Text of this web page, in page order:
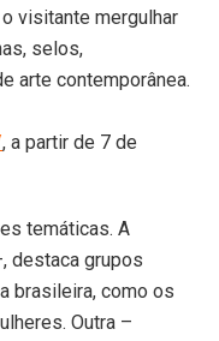
visitante mergulhar
selos,
arte contemporânea.
, a partir de 7 de
temáticas. A
destaca grupos
brasileira, como os
Outra –